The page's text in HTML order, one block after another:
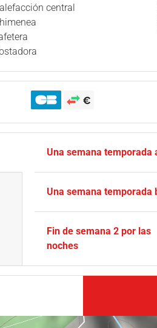
central
Una semana temporada
Una semana temporada
Fin de semana 2 por las
noches